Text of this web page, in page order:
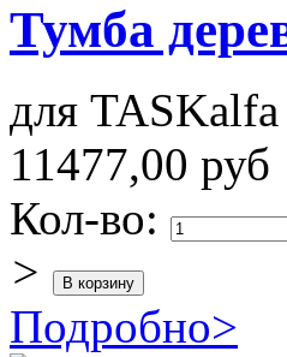
Тумба
для
11477,00 руб
Кол-во:
>
Подробно>